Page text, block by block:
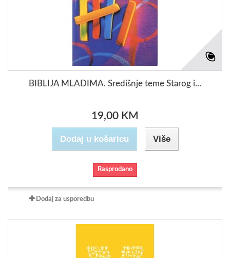
BIBLIJA MLADIMA. Središnje teme Starog i...
19,00 KM
Dodaj u košaricu Više
Rasprodano
Dodaj za usporedbu